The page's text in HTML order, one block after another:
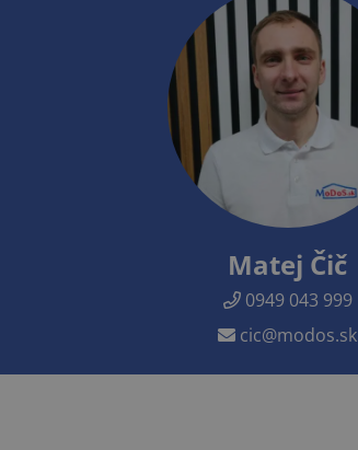
Matej Čič
0949 043 999
cic@modos.sk